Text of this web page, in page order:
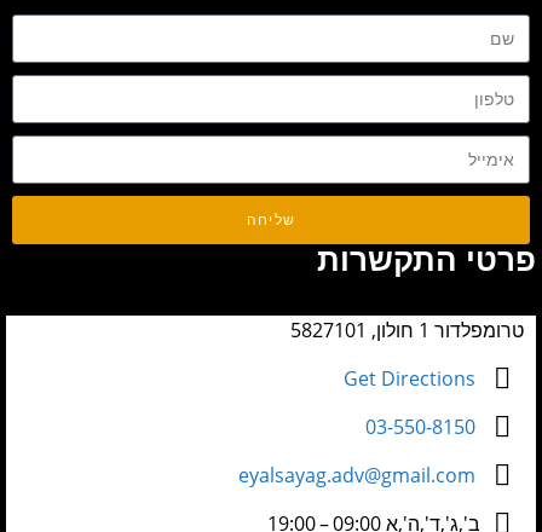
שליחה
פרטי התקשרות
טרומפלדור 1 חולון, 5827101
Get Directions
03-550-8150
eyalsayag.adv@gmail.com
ב',ג',ד',ה',א 09:00 – 19:00